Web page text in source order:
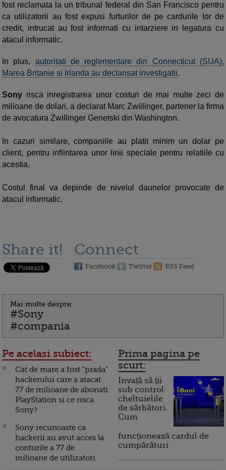
fost reclamata la un tribunal federal din San Francisco pentru
ca utilizatorii au fost expusi furturilor de pe cardurile lor de
credit, intrucat au fost informati cu intarziere in legatura cu
atacul informatic.
In plus, autoritati de reglementare din Connecticut (SUA),
Marea Britanie si Irlanda au declansat investigatii.
Sony risca inregistrarea unor costuri de mai multe zeci de
milioane de dolari, a declarat Marc Zwillinger, partener la firma
de avocatura Zwillinger Genetski din Washington.
In cazuri similare, companiile au platit minim un dolar pe
client, pentru infiintarea unor linii speciale pentru relatiile cu
acestia.
Costul final va depinde de nivelul daunelor provocate de
atacul informatic.
Share it! Connect
Facebook Twitter RSS Feed
Mai multe despre:
#Sony
#compania
Pe acelasi subiect:
Cat de mare a fost "prada"
hackerului care a atacat
77 de milioane de abonati
PlayStation si ce risca
Sony?
Sony recunoaste ca
hackerii au avut acces la
conturile a 77 de
milioane de utilizatori
Prima pagina pe
scurt:
Invață să ții
sub control
cheltuielile
de sărbători.
Cum
funcționează cardul de
cumpărături